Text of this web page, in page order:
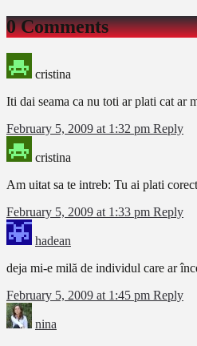
0 Comments
cristina
Iti dai seama ca nu toti ar plati cat ar
February 5, 2009 at 1:32 pm Reply
cristina
Am uitat sa te intreb: Tu ai plati
February 5, 2009 at 1:33 pm Reply
hadean
deja mi-e milă de individul care ar
February 5, 2009 at 1:45 pm Reply
nina